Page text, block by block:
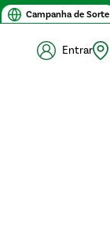
Campanha de Sorte
Entrar